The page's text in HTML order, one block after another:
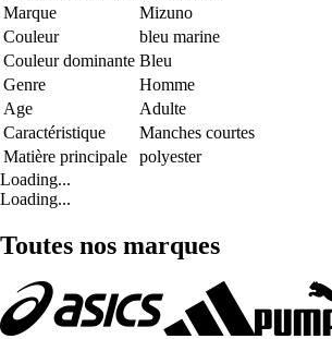
Marque
Mizuno
Couleur
bleu marine
Couleur dominante Bleu
Genre
Homme
Age
Adulte
Caractéristique
Manches courtes
Matière principale
polyester
Loading...
Loading...
Toutes nos marques